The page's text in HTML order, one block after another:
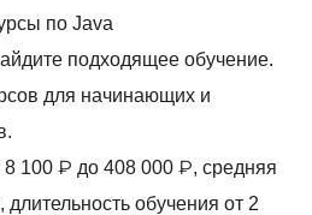
по Java
подходящее обучение.
для начинающих и
100 ₽ до 408 000 ₽, средняя
обучения от 2